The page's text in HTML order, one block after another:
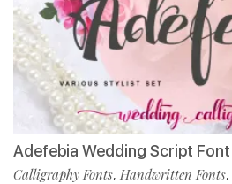
Adefebia Wedding Script Font
Calligraphy Fonts, Handwritten Fonts,